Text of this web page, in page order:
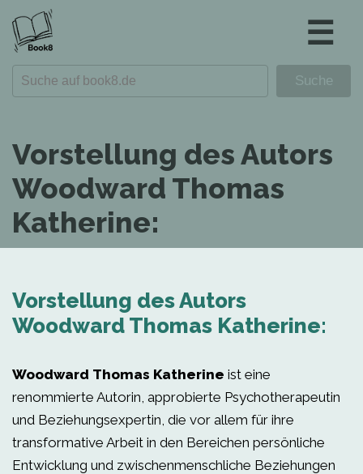
☰
Vorstellung des Autors
Woodward Thomas
Katherine:
Vorstellung des Autors
Woodward Thomas Katherine:
Woodward Thomas Katherine ist eine
renommierte Autorin, approbierte Psychotherapeutin
und Beziehungsexpertin, die vor allem für ihre
transformative Arbeit in den Bereichen persönliche
Entwicklung und zwischenmenschliche Beziehungen